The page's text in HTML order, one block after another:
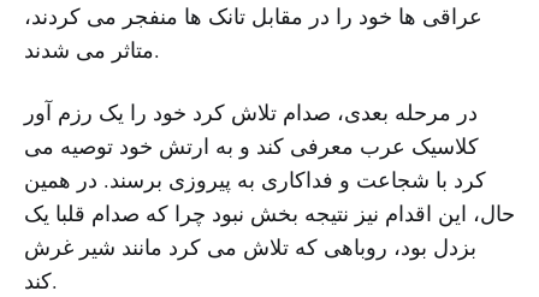
عراقی ها خود را در مقابل تانک ها منفجر می کردند،
متاثر می شدند.
در مرحله بعدی، صدام تلاش کرد خود را یک رزم آور
کلاسیک عرب معرفی کند و به ارتش خود توصیه می
کرد با شجاعت و فداکاری به پیروزی برسند. در همین
حال، این اقدام نیز نتیجه بخش نبود چرا که صدام قلبا یک
بزدل بود، روباهی که تلاش می کرد مانند شیر غرش
کند.